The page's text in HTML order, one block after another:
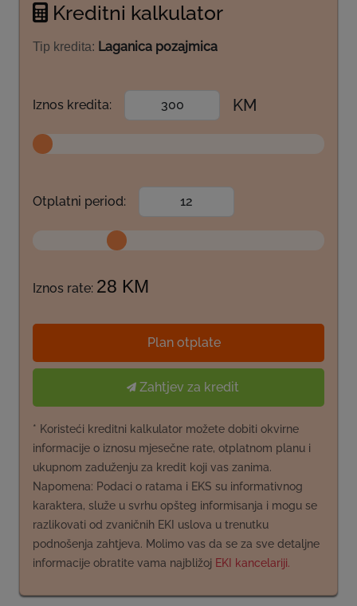
Kreditni kalkulator
Tip kredita: Laganica pozajmica
Iznos kredita: KM
Otplatni period:
Iznos rate: 28 KM
Plan otplate
Zahtjev za kredit
* Koristeći kreditni kalkulator možete dobiti okvirne
informacije o iznosu mjesečne rate, otplatnom planu i
ukupnom zaduženju za kredit koji vas zanima.
Napomena: Podaci o ratama i EKS su informativnog
karaktera, služe u svrhu opšteg informisanja i mogu se
razlikovati od zvaničnih EKI uslova u trenutku
podnošenja zahtjeva. Molimo vas da se za sve detaljne
informacije obratite vama najbližoj EKI kancelariji.